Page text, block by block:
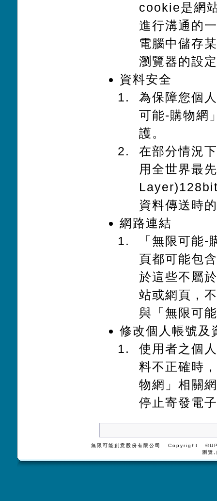
cookie是網
進行溝通的
電腦中儲存
瀏覽器的設
資料安全
為保障您個
可能-購物網
護。
在部分情況
用全世界最
資料傳送時
網路連結
「無限可能
頁都可能包
於這些不屬
站或網頁，
與「無限可
修改個人帳號及
使用者之個
料不正確時
物網」相關
停止寄發電
無限可能創意股份有限公司 Copyright
瀏